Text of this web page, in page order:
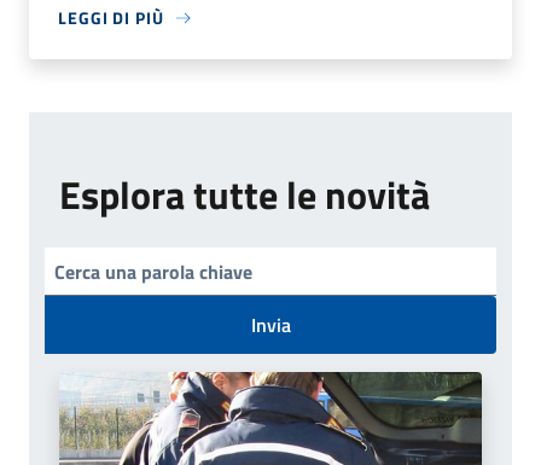
LEGGI DI PIÙ
Esplora tutte le novità
Invia